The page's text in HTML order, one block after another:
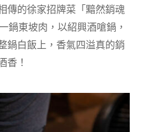
傳的徐家招牌菜「黯然銷魂
鍋東坡肉，以紹興酒嗆鍋，
鍋白飯上，香氣四溢真的銷
香！